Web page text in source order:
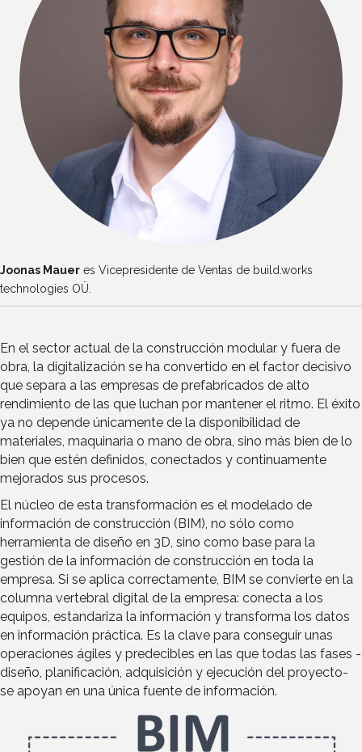
Joonas Mauer es Vicepresidente de Ventas de build.works
technologies OÜ.
En el sector actual de la construcción modular y fuera de
obra, la digitalización se ha convertido en el factor decisivo
que separa a las empresas de prefabricados de alto
rendimiento de las que luchan por mantener el ritmo. El éxito
ya no depende únicamente de la disponibilidad de
materiales, maquinaria o mano de obra, sino más bien de lo
bien que estén definidos, conectados y continuamente
mejorados sus procesos.
El núcleo de esta transformación es el modelado de
información de construcción (BIM), no sólo como
herramienta de diseño en 3D, sino como base para la
gestión de la información de construcción en toda la
empresa. Si se aplica correctamente, BIM se convierte en la
columna vertebral digital de la empresa: conecta a los
equipos, estandariza la información y transforma los datos
en información práctica. Es la clave para conseguir unas
operaciones ágiles y predecibles en las que todas las fases -
diseño, planificación, adquisición y ejecución del proyecto-
se apoyan en una única fuente de información.